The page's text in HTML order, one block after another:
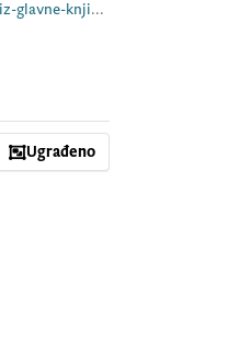
godine.xlsx
Ugrađeno